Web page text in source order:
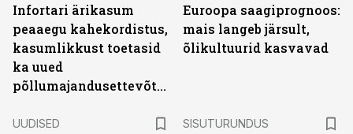
Infortari ärikasum
peaaegu kahekordistus,
kasumlikkust toetasid
ka uued
põllumajandusettevõtted
Euroopa saagiprognoos:
mais langeb järsult,
õlikultuurid kasvavad
UUDISED
SISUTURUNDUS